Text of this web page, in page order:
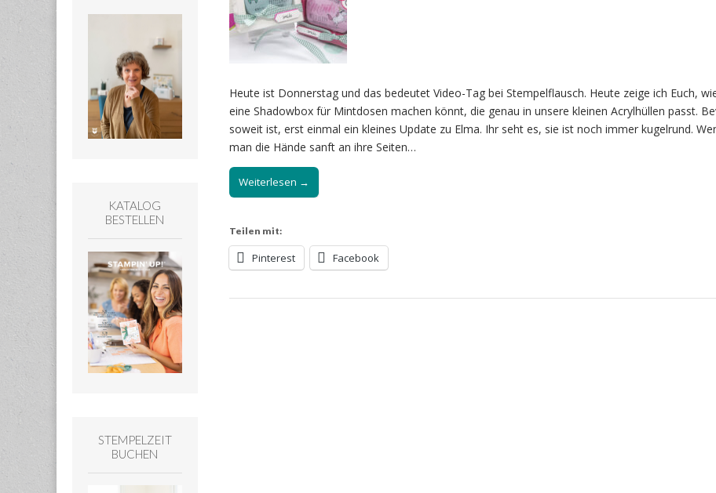
Heute ist Donnerstag und das bedeutet Video-Tag bei Stempelflausch. Heute zeige ich Euch,
eine Shadowbox für Mintdosen machen könnt, die genau in unsere kleinen Acrylhüllen passt.
soweit ist, erst einmal ein kleines Update zu Elma. Ihr seht es, sie ist noch immer kugelrund.
man die Hände sanft an ihre Seiten…
Weiterlesen →
Teilen mit:
Pinterest Facebook
KATALOG
BESTELLEN
STEMPELZEIT
BUCHEN